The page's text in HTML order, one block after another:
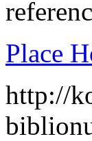
Place
http://